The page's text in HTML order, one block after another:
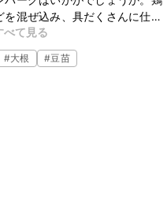
混ぜ込み、具だくさんに仕上
、食欲をそそりますよ。ぜひ
べて見る
#大根 #豆苗